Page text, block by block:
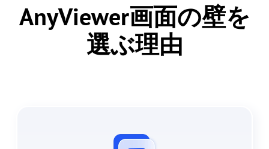
AnyViewer画面の壁を
選ぶ理由